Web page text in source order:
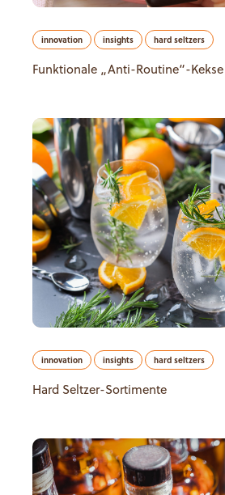
innovation insights hard seltzers
Funktionale „Anti-Routine“-Kekse
innovation insights hard seltzers
Hard Seltzer-Sortimente